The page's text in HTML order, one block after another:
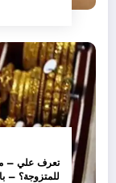
تعرف علي –
للمتزوجة؟ –